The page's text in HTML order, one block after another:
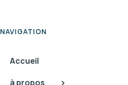
NAVIGATION
Accueil
à propos